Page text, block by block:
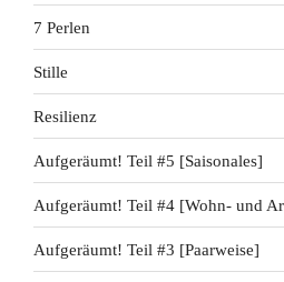
7 Perlen
Stille
Resilienz
Aufgeräumt! Teil #5 [Saisonales]
Aufgeräumt! Teil #4 [Wohn- und
Aufgeräumt! Teil #3 [Paarweise]